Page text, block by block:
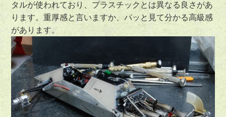
タルが使われており、プラスチックとは異なる良さがあ
ります。重厚感と言いますか、パッと見て分かる高級感
があります。